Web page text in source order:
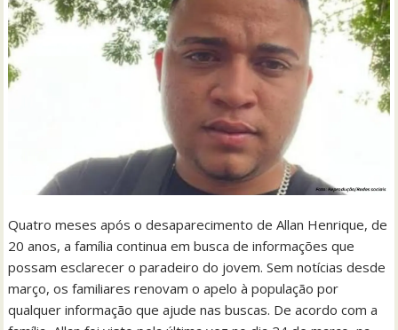
Quatro meses após o desaparecimento de Allan Henrique, de
20 anos, a família continua em busca de informações que
possam esclarecer o paradeiro do jovem. Sem notícias desde
março, os familiares renovam o apelo à população por
qualquer informação que ajude nas buscas. De acordo com a